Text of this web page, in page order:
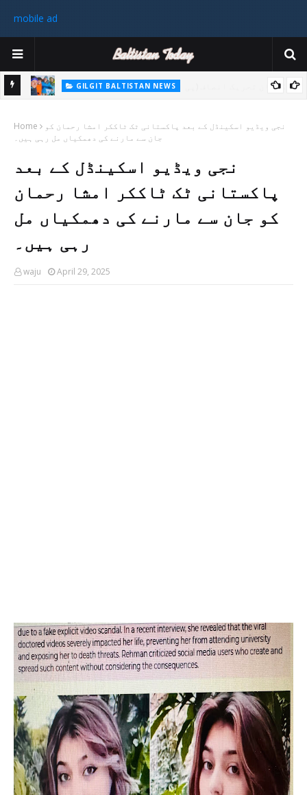
mobile ad
GILGIT BALTISTAN NEWS
میٹر چوٹی سر کیHome
نجی ویڈیو اسکینڈل کے بعد پاکستانی ٹک ٹاککر امشا رحمان کو
جان سے مارنے کی دھمکیاں مل رہی ہیں۔
نجی ویڈیو اسکینڈل کے بعد
پاکستانی ٹک ٹاککر امشا رحمان
کو جان سے مارنے کی دھمکیاں مل
رہی ہیں۔
waju April 29, 2025